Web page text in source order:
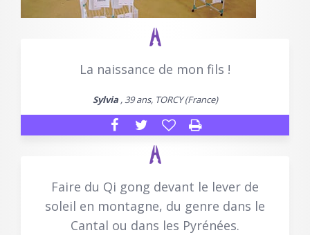
La naissance de mon fils !
Sylvia, 39 ans, TORCY (France)
Faire du Qi gong devant le lever de
soleil en montagne, du genre dans le
Cantal ou dans les Pyrénées.